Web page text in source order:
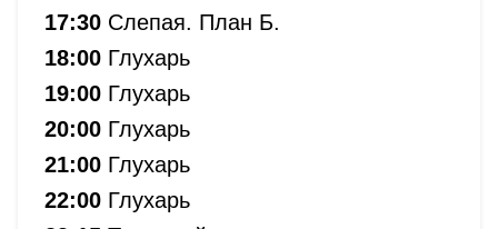
17:30 Слепая. План Б.
18:00 Глухарь
19:00 Глухарь
20:00 Глухарь
21:00 Глухарь
22:00 Глухарь